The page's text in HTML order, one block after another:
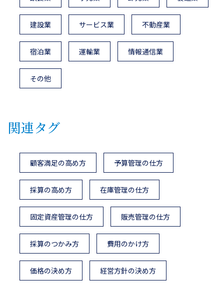
建設業 サービス業 不動産業
宿泊業 運輸業 情報通信業
その他
関連タグ
顧客満足の高め方 予算管理の仕方
採算の高め方 在庫管理の仕方
固定資産管理の仕方 販売管理の仕方
採算のつかみ方 費用のかけ方
価格の決め方 経営方針の決め方